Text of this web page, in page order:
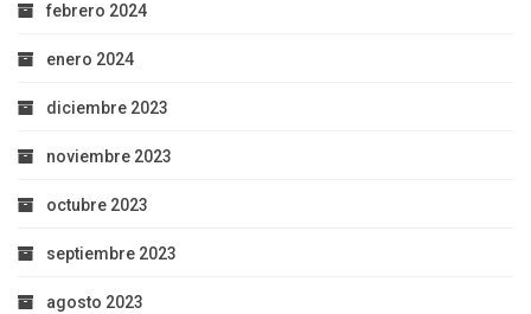
febrero 2024
enero 2024
diciembre 2023
noviembre 2023
octubre 2023
septiembre 2023
agosto 2023